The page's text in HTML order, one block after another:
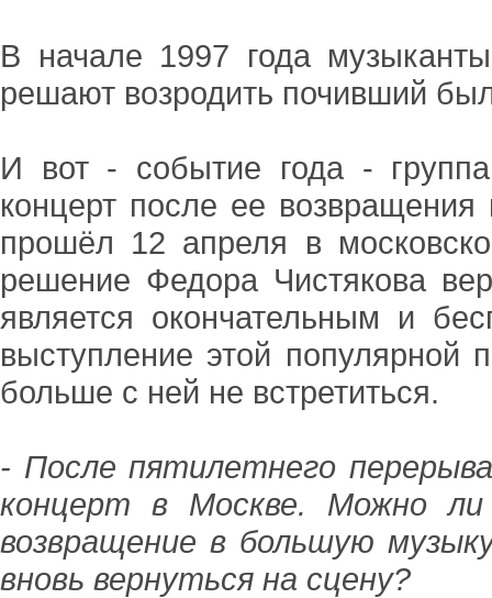
В начале 1997 года
решают возродить почивший
И вот - событие года -
концерт после ее
прошёл 12 апреля в
решение Федора Чистякова
является окончательным и
выступление этой популярной
больше с ней не встретиться.
- После пятилетнего
концерт в Москве. Можно ли
возвращение в большую
вновь вернуться на сцену?